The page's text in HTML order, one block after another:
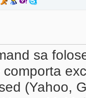
sa
(Yahoo,